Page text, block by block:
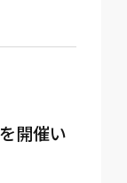
開催い